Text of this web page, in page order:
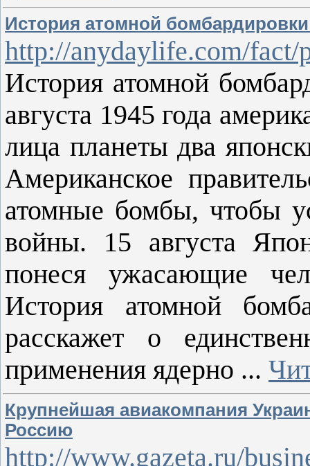
История атомной
http://anydaylife.com/fact/
История атомной
августа 1945 года
лица планеты два
Американское
атомные бомбы, чтобы
войны. 15 августа
понеся ужасающие
История атомной
расскажет о
применения ядерно ...
Крупнейшая авиакомпания
Россию
http://www.gazeta.ru/